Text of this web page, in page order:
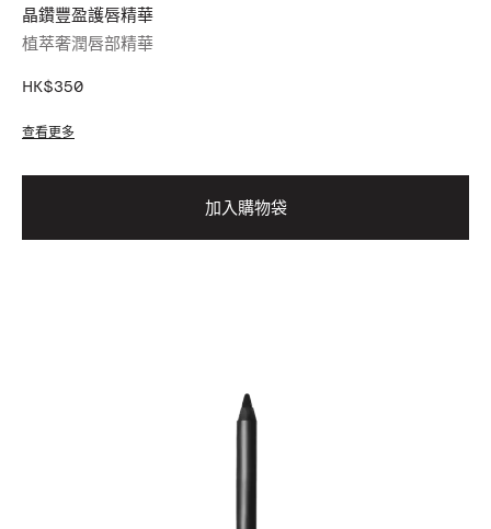
晶鑽豐盈護唇精華
植萃奢潤唇部精華
HK$350
查看更多
加入購物袋